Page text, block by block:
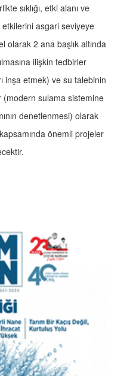
sıklığı, etki alanı ve
asgari seviyeye
olarak 2 ana başlık altında
ilişkin tedbirler
inşa etmek) ve su talebinin
(modern sulama sistemine
denetlenmesi) olarak
önemli projeler